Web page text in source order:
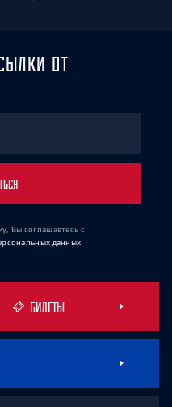
ОТ
Вы соглашаетесь с
данных
БИЛЕТЫ